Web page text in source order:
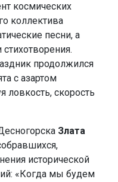
космических
коллектива
песни, а
продолжился
с азартом
ловкость, скорость
Злата
исторической
«Когда мы будем